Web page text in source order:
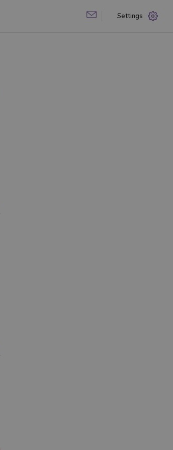
Settings